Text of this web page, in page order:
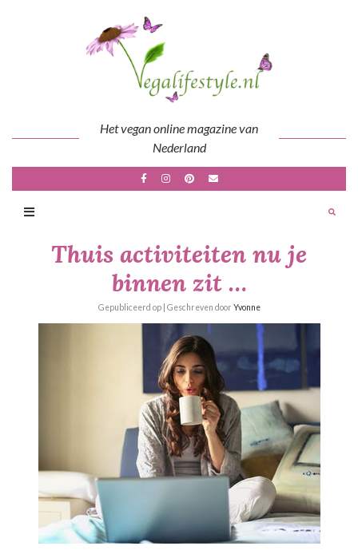
Het vegan online magazine van
Nederland
Thuis activiteiten nu je
binnen zit …
Gepubliceerd op | Geschreven door Yvonne